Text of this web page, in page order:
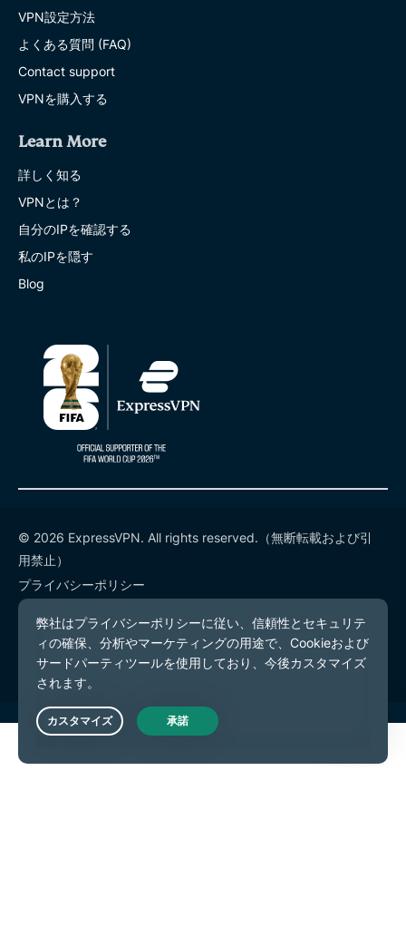
VPN設定方法
よくある質問 (FAQ)
Contact support
VPNを購入する
Learn More
詳しく知る
VPNとは？
自分のIPを確認する
私のIPを隠す
Blog
© 2026 ExpressVPN. All rights reserved.（無断転載および引
用禁止）
プライバシーポリシー
利用規約
Cookieの設定